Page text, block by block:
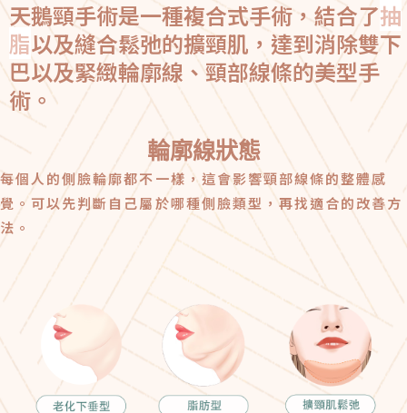
天鵝頸手術是一種複合式手術，結合了抽
脂以及縫合鬆弛的擴頸肌，達到消除雙下
巴以及緊緻輪廓線、頸部線條的美型手
術。
輪廓線狀態
每個人的側臉輪廓都不一樣，這會影響頸部線條的整體感
覺。可以先判斷自己屬於哪種側臉類型，再找適合的改善方
法。